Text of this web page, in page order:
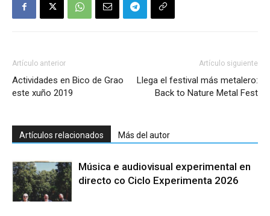
Artículo anterior
Actividades en Bico de Grao
este xuño 2019
Artículo siguiente
Llega el festival más metalero:
Back to Nature Metal Fest
Artículos relacionados Más del autor
Música e audiovisual experimental en
directo co Ciclo Experimenta 2026